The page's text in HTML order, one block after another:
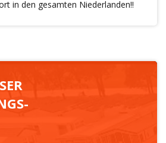
in den gesamten Niederlanden!!